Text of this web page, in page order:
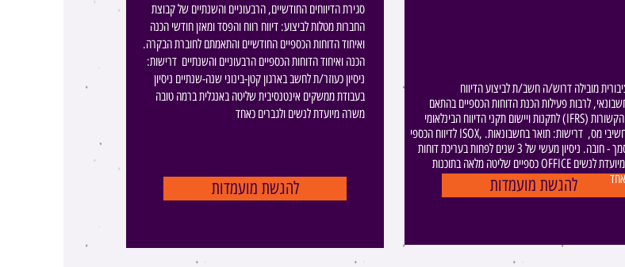
להגשת מועמדות
סגירת הדיווחים החודשיים, הרבעוניים והשנתיים של קבוצת
החברות מטלות לביצוע: דיווח רווח והפסד ומאזן חודשי הכנה
ואיחוד הדוחות הכספיים החודשיים והתאמתם לחוברת הבקרה.
הכנה ואיחוד הדוחות הכספיים הרבעוניים והשנתיים ​ דרישות:
ניסיון כעוזר/ת לחשב בארגון קטן-בינוני שנה-שנתיים ניסיון
בעבודת ממשקים אינטנסיבית שליטה באנגלית ברמה טובה
משרה מיועדת לנשים ולגברים כאחד
להגשת מועמדות
מובילה דרוש/ה חשב/ת לביצוע הדיווח
לרבות פעילות הכנת הדוחות הכספיים בהתאם
לתקנות ויישום תקני הדיווח הבינלאומי (IFRS) ולבקרות הקשורות
לדיווח הכספי ISOX, לרבות תחשיבי מס, ​​ דרישות: תואר בחשבונאות.
רו"ח מוסמך - חובה. ניסיון מעשי של 3 שנים לפחות בעריכת דוחות
כספיים שליטה מלאה בתוכנות OFFICE המשרה מיועדת לנשים